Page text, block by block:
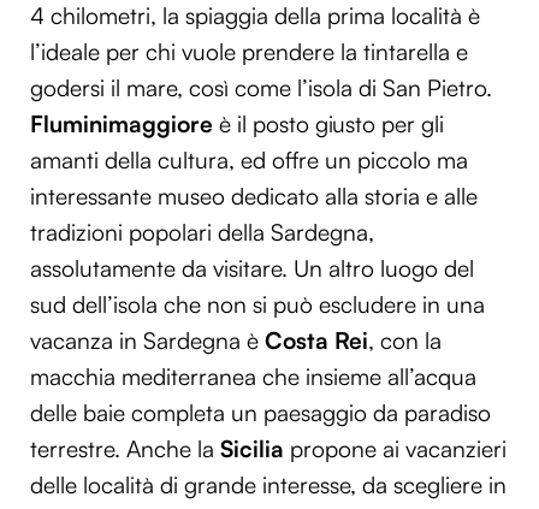
4 chilometri, la spiaggia della prima località è
l’ideale per chi vuole prendere la tintarella e
godersi il mare, così come l’isola di San Pietro.
Fluminimaggiore è il posto giusto per gli
amanti della cultura, ed offre un piccolo ma
interessante museo dedicato alla storia e alle
tradizioni popolari della Sardegna,
assolutamente da visitare. Un altro luogo del
sud dell’isola che non si può escludere in una
vacanza in Sardegna è Costa Rei, con la
macchia mediterranea che insieme all’acqua
delle baie completa un paesaggio da paradiso
terrestre. Anche la Sicilia propone ai vacanzieri
delle località di grande interesse, da scegliere in